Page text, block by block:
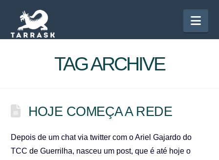
TAG ARCHIVE
HOJE COMEÇA A REDE
Depois de um chat via twitter com o Ariel Gajardo do
TCC de Guerrilha, nasceu um post, que é até hoje o